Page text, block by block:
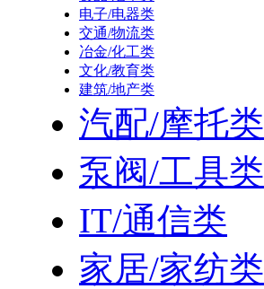
电子/电器类
交通/物流类
冶金/化工类
文化/教育类
建筑/地产类
汽配/摩托类
泵阀/工具类
IT/通信类
家居/家纺类